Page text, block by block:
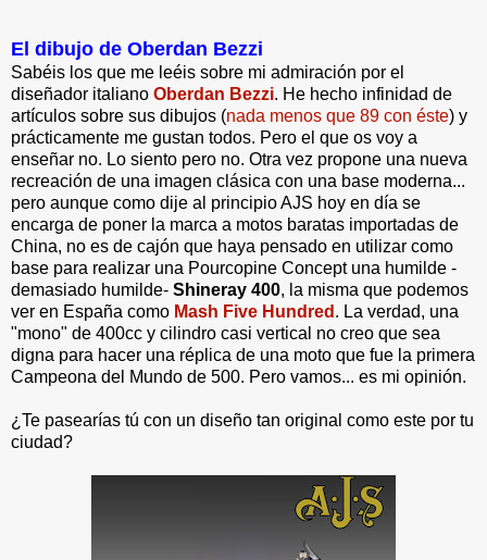
El dibujo de Oberdan Bezzi
Sabéis los que me leéis sobre mi admiración por el
diseñador italiano Oberdan Bezzi. He hecho infinidad de
artículos sobre sus dibujos (nada menos que 89 con éste) y
prácticamente me gustan todos. Pero el que os voy a
enseñar no. Lo siento pero no. Otra vez propone una nueva
recreación de una imagen clásica con una base moderna...
pero aunque como dije al principio AJS hoy en día se
encarga de poner la marca a motos baratas importadas de
China, no es de cajón que haya pensado en utilizar como
base para realizar una Pourcopine Concept una humilde -
demasiado humilde- Shineray 400, la misma que podemos
ver en España como Mash Five Hundred . La verdad, una
"mono" de 400cc y cilindro casi vertical no creo que sea
digna para hacer una réplica de una moto que fue la primera
Campeona del Mundo de 500. Pero vamos... es mi opinión.
¿Te pasearías tú con un diseño tan original como este por tu
ciudad?